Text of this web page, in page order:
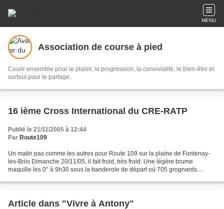
MENU
Association de course à pied
Courir ensemble pour le plaisir, la progression, la convivialité, le bien-être et
surtout pour le partage.
16 ième Cross International du CRE-RATP
Publié le 21/11/2005 à 12:44
Par Route109
Un matin pas comme les autres pour Route 109 sur la plaine de Fontenay-
les-Briis Dimanche 20/11/05, il fait froid, très froid. Une légère brume
maquille les 0° à 9h30 sous la banderole de départ où 705 grognards
Article dans "Vivre à Antony"